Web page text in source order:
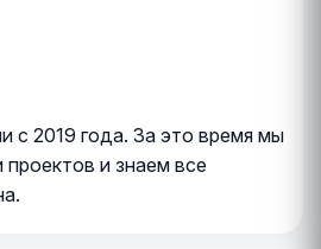
с 2019 года. За это время мы
и знаем все